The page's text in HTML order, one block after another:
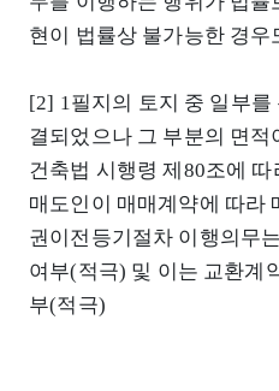
현이 법률상 불가능한 경
[2] 1필지의 토지 중 일부를
결되었으나 그 부분의 면적
건축법 시행령 제80조에
매도인이 매매계약에 따라
권이전등기절차 이행의무
여부(적극) 및 이는 교환계
부(적극)